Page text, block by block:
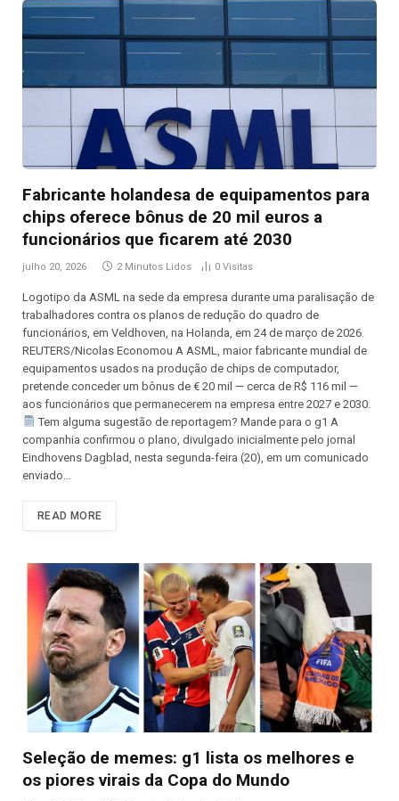
Fabricante holandesa de equipamentos para
chips oferece bônus de 20 mil euros a
funcionários que ficarem até 2030
julho 20, 2026 2 Minutos Lidos 0 Visitas
Logotipo da ASML na sede da empresa durante uma paralisação de
trabalhadores contra os planos de redução do quadro de
funcionários, em Veldhoven, na Holanda, em 24 de março de 2026.
REUTERS/Nicolas Economou A ASML, maior fabricante mundial de
equipamentos usados na produção de chips de computador,
pretende conceder um bônus de € 20 mil — cerca de R$ 116 mil —
aos funcionários que permanecerem na empresa entre 2027 e 2030.
Tem alguma sugestão de reportagem? Mande para o g1 A
companhia confirmou o plano, divulgado inicialmente pelo jornal
Eindhovens Dagblad, nesta segunda-feira (20), em um comunicado
enviado…
READ MORE
Seleção de memes: g1 lista os melhores e
os piores virais da Copa do Mundo